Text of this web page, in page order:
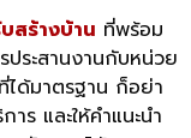
สร้างบ้าน ที่พร้อม
ระสานงานกับหน่วย
ได้มาตรฐาน ก็อย่า
ร และให้คำแนะนำ